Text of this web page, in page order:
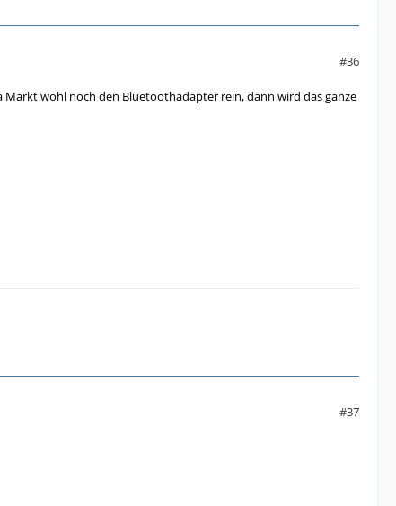
#36
wohl noch den Bluetoothadapter rein, dann wird das ganze
#37